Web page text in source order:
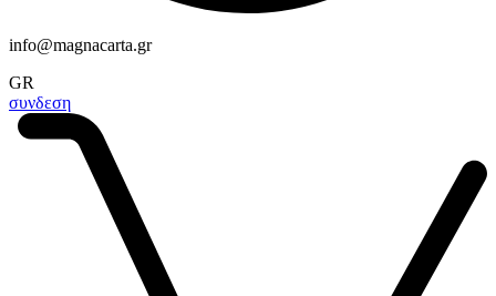
info@magnacarta.gr
GR
συνδεση